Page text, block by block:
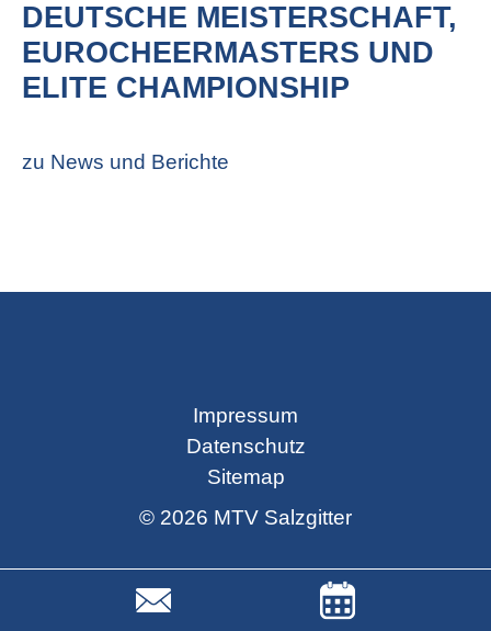
DEUTSCHE MEISTERSCHAFT,
EUROCHEERMASTERS UND
ELITE CHAMPIONSHIP
zu News und Berichte
Impressum
Datenschutz
Sitemap
© 2026 MTV Salzgitter